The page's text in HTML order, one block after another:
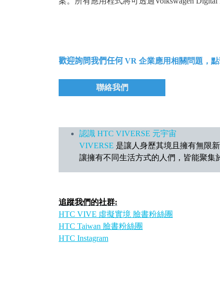
歡迎詢問我們任何 VR 企業應用相關問題，點
聯絡我們
認識 HTC VIVERSE 元宇宙
VIVERSE 是讓人身歷其境且擁有無限
讓擁有不同生活方式的人們，皆能聚集
追蹤我們的社群:
HTC VIVE 虛擬實境 臉書粉絲團
HTC Taiwan 臉書粉絲團
HTC Instagram